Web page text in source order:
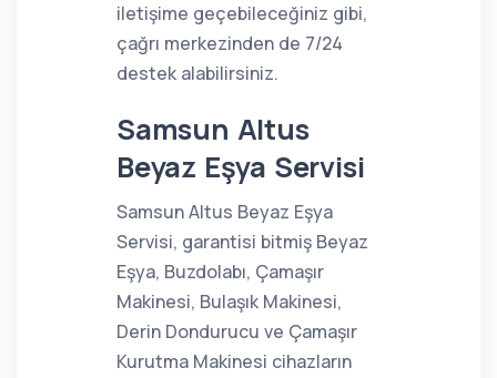
iletişime geçebileceğiniz gibi,
çağrı merkezinden de 7/24
destek alabilirsiniz.
Samsun Altus
Beyaz Eşya Servisi
Samsun Altus Beyaz Eşya
Servisi, garantisi bitmiş Beyaz
Eşya, Buzdolabı, Çamaşır
Makinesi, Bulaşık Makinesi,
Derin Dondurucu ve Çamaşır
Kurutma Makinesi cihazların